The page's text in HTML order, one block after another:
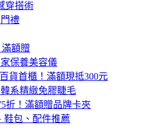
穿搭術
禮
額贈
保養美容儀
貨首櫃！滿額現抵300元
系精緻免膠睫毛
折！滿額贈品牌卡夾
鞋包、配件推薦